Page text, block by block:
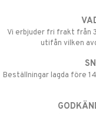
Vi erbjuder fri frakt från
utifån vilken
Beställningar lagda före